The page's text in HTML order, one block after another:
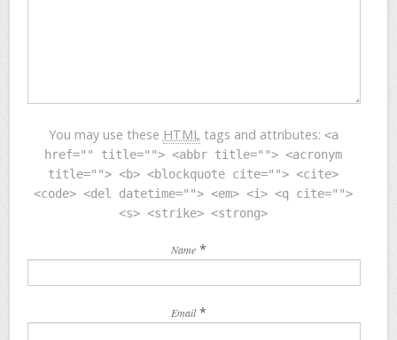
You may use these HTML tags and attributes: <a
href="" title=""> <abbr title=""> <acronym
title=""> <b> <blockquote cite=""> <cite>
<code> <del datetime=""> <em> <i> <q cite="">
<s> <strike> <strong>
Name *
Email *